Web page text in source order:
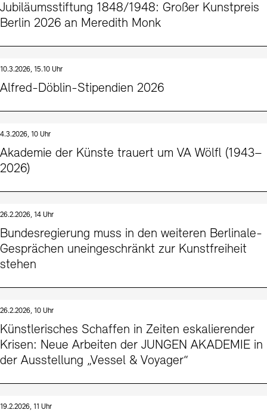
Jubiläumsstiftung 1848/1948: Großer Kunstpreis
Berlin 2026 an Meredith Monk
10.3.2026, 15.10 Uhr
Alfred-Döblin-Stipendien 2026
4.3.2026, 10 Uhr
Akademie der Künste trauert um VA Wölfl (1943–
2026)
26.2.2026, 14 Uhr
Bundesregierung muss in den weiteren Berlinale-
Gesprächen uneingeschränkt zur Kunstfreiheit
stehen
26.2.2026, 10 Uhr
Künstlerisches Schaffen in Zeiten eskalierender
Krisen: Neue Arbeiten der JUNGEN AKADEMIE in
der Ausstellung „Vessel & Voyager“
19.2.2026, 11 Uhr